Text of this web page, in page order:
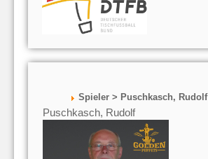
Spieler > Puschkasch, Rudolf
Puschkasch, Rudolf